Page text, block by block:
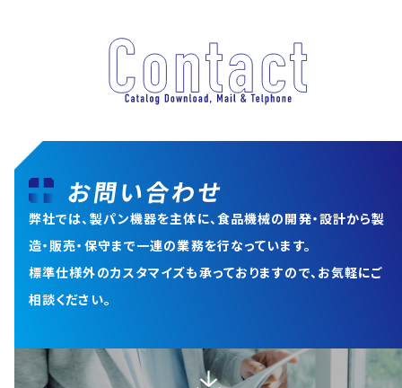
お問い合わせ
弊社では、製パン機器を主体に、食品機械の開発・設計から製
造・販売・保守まで一連の業務を行なっています。
標準仕様外のカスタマイズも承っておりますので、お気軽にご
相談ください。